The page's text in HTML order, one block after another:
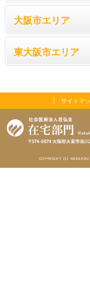
大阪市エリア
東大阪市エリア
サイトマ
COPYRIGHT (C)